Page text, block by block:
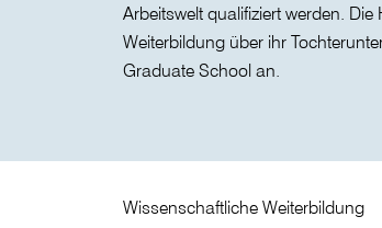
Arbeitswelt qualifiziert werden.
Weiterbildung über ihr
Graduate School an.
Wissenschaftliche Weiterbildung